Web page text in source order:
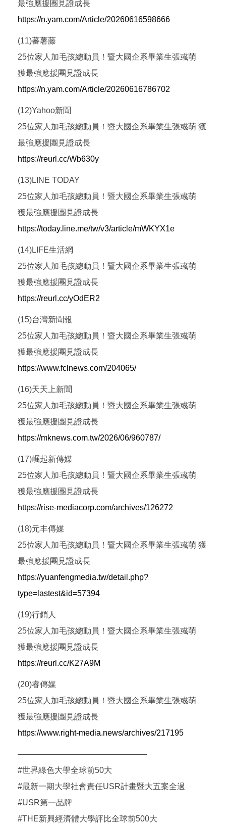
最強應援團見證成長
https://n.yam.com/Article/20260616598666
(11)蕃薯藤
25位家人加毛孩總動員！暨大國企系畢業生張彧萌
獲最強應援團見證成長
https://n.yam.com/Article/20260616786702
(12)Yahoo新聞
25位家人加毛孩總動員！暨大國企系畢業生張彧萌 獲
最強應援團見證成長
https://reurl.cc/Wb630y
(13)LINE TODAY
25位家人加毛孩總動員！暨大國企系畢業生張彧萌
獲最強應援團見證成長
https://today.line.me/tw/v3/article/mWKYX1e
(14)LIFE生活網
25位家人加毛孩總動員！暨大國企系畢業生張彧萌
獲最強應援團見證成長
https://reurl.cc/yOdER2
(15)台灣新聞報
25位家人加毛孩總動員！暨大國企系畢業生張彧萌
獲最強應援團見證成長
https://www.fclnews.com/204065/
(16)天天上新聞
25位家人加毛孩總動員！暨大國企系畢業生張彧萌
獲最強應援團見證成長
https://mknews.com.tw/2026/06/960787/
(17)崛起新傳媒
25位家人加毛孩總動員！暨大國企系畢業生張彧萌
獲最強應援團見證成長
https://rise-mediacorp.com/archives/126272
(18)元丰傳媒
25位家人加毛孩總動員！暨大國企系畢業生張彧萌 獲
最強應援團見證成長
https://yuanfengmedia.tw/detail.php?
type=lastest&id=57394
(19)行銷人
25位家人加毛孩總動員！暨大國企系畢業生張彧萌
獲最強應援團見證成長
https://reurl.cc/K27A9M
(20)睿傳媒
25位家人加毛孩總動員！暨大國企系畢業生張彧萌
獲最強應援團見證成長
https://www.right-media.news/archives/217195
————————————————
#世界綠色大學全球前50大
#最新一期大學社會責任USR計畫暨大五案全過
#USR第一品牌
#THE新興經濟體大學評比全球前500大